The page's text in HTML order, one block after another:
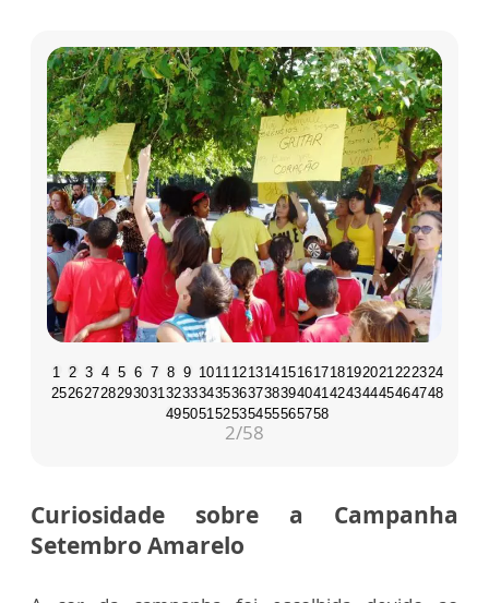
1 2 3 4 5 6 7 8 9 101112131415161718192021222324
252627282930313233343536373839404142434445464748
49505152535455565758
2/58
Curiosidade sobre a Campanha
Setembro Amarelo